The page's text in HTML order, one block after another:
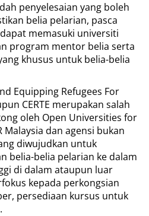
penyelesaian yang boleh
belia pelarian, pasca
memasuki universiti
program mentor belia serta
khusus untuk belia-belia
Equipping Refugees For
CERTE merupakan salah
oleh Open Universities for
Malaysia dan agensi bukan
diwujudkan untuk
belia-belia pelarian ke dalam
di dalam ataupun luar
kepada perkongsian
persediaan kursus untuk
.